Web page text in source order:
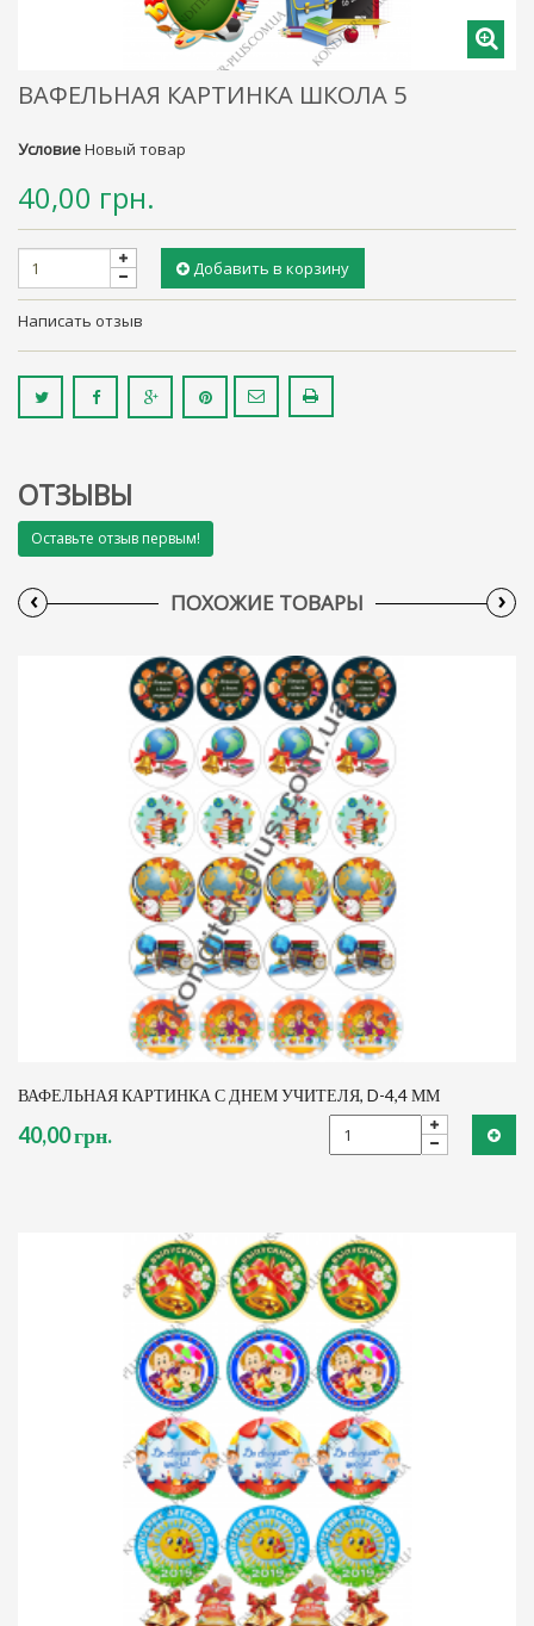
ВАФЕЛЬНАЯ КАРТИНКА ШКОЛА 5
УсловиеНовый товар
40,00 грн.
Добавить в корзину
Написать отзыв
ОТЗЫВЫ
Оставьте отзыв первым!
ПОХОЖИЕ ТОВАРЫ
‹ ›
ВАФЕЛЬНАЯ КАРТИНКА С ДНЕМ УЧИТЕЛЯ, D-4,4 ММ
40,00 грн.